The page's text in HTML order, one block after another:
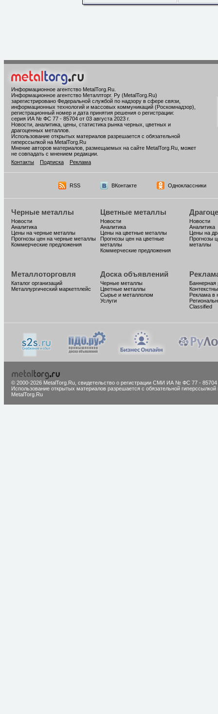
Информационное агентство MetalTorg.Ru
Информационное агентство Металлторг. Ру (MetalTorg.Ru)
зарегистрировано Федеральной службой по надзору в сфере связи,
информационных технологий и массовых коммуникаций (Роскомнадзор),
регистрационный номер и дата принятия решения о регистрации:
серия ИА № ФС 77 - 85704 от 03 августа 2023 г.
Новости, аналитика, цены, статистика рынка черных, цветных и
драгоценных металлов.
Использование открытых материалов разрешается с обязательной
гиперссылкой на MetalTorg.Ru
Мнение авторов материалов, размещаемых на сайте MetalTorg.Ru, может
не совпадать с мнением редакции.
Контакты
Подписка Реклама
RSS ВКонтакте Одноклассники
Черные металлы
Новости
Аналитика
Цены на черные металлы
Прогнозы цен на черные металлы
Коммерческие предложения
Цветные металлы
Новости
Аналитика
Цены на цветные металлы
Прогнозы цен на цветные
металлы
Коммерческие предложения
Новости
Аналитика
Цены на
Прогнозы
металлы
Металлоторговля
Каталог организаций
Металлургический маркетплейс
Доска объявлений
Черные металлы
Цветные металлы
Сырье и металлолом
Услуги
Баннерная
Реклама в
Classified
© 2000-2026 MetalTorg.Ru, cвидетельство о регистрации СМИ ИА № ФС 77 - 85704
Использование открытых материалов разрешается с обязательной гиперссылкой
MetalTorg.Ru